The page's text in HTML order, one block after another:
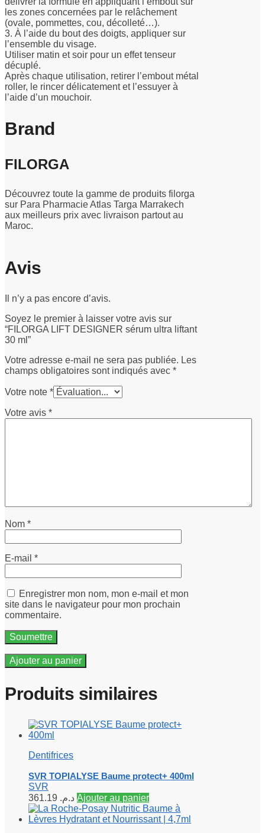
les zones concernées par le relâchement
(ovale, pommettes, cou, décolleté…).
3. À l’aide du bout des doigts, appliquer sur
l’ensemble du visage.
Utiliser matin et soir pour un effet tenseur
décuplé.
Après chaque utilisation, retirer l’embout métal
roller, le rincer délicatement et l’essuyer à
l’aide d’un mouchoir.
Brand
FILORGA
Découvrez toute la gamme de produits filorga
sur Para Pharmacie Atlas Targa Marrakech
aux meilleurs prix avec livraison partout au
Maroc.
Avis
Il n’y a pas encore d’avis.
Soyez le premier à laisser votre avis sur
“FILORGA LIFT DESIGNER sérum ultra liftant
30 ml”
Votre adresse e-mail ne sera pas publiée. Les
champs obligatoires sont indiqués avec *
Votre note *
Votre avis *
Nom *
E-mail *
Enregistrer mon nom, mon e-mail et mon
site dans le navigateur pour mon prochain
commentaire.
Ajouter au panier
Produits similaires
Dentifrices
SVR TOPIALYSE Baume protect+ 400ml
SVR
د.م. Ajouter au panier